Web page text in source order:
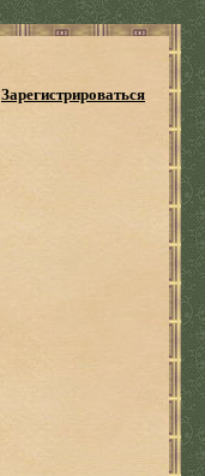
Зарегистрироваться